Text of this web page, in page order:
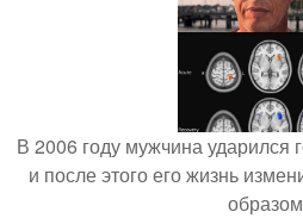
В 2006 году мужчина ударился
и после этого его жизнь